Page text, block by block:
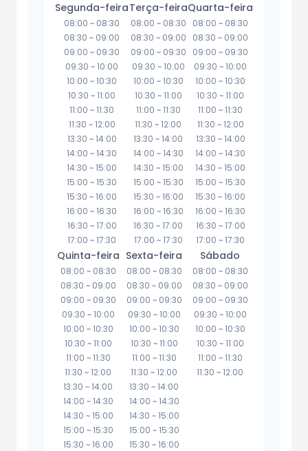
Segunda-feira
08:00 ~ 08:30
08:30 ~ 09:00
09:00 ~ 09:30
09:30 ~10:00
10:00 ~10:30
10:30 ~11:00
11:00 ~11:30
11:30 ~12:00
13:30 ~14:00
14:00 ~14:30
14:30 ~15:00
15:00 ~15:30
15:30 ~16:00
16:00 ~16:30
16:30 ~17:00
17:00 ~17:30
Terça-feira
08:00 ~ 08:30
08:30 ~ 09:00
09:00 ~ 09:30
09:30 ~10:00
10:00 ~10:30
10:30 ~11:00
11:00 ~11:30
11:30 ~12:00
13:30 ~14:00
14:00 ~14:30
14:30 ~15:00
15:00 ~15:30
15:30 ~16:00
16:00 ~16:30
16:30 ~17:00
17:00 ~17:30
Quarta-feira
08:00 ~ 08:30
08:30 ~ 09:00
09:00 ~ 09:30
09:30 ~10:00
10:00 ~10:30
10:30 ~11:00
11:00 ~11:30
11:30 ~12:00
13:30 ~14:00
14:00 ~14:30
14:30 ~15:00
15:00 ~15:30
15:30 ~16:00
16:00 ~16:30
16:30 ~17:00
17:00 ~17:30
Quinta-feira
08:00 ~ 08:30
08:30 ~ 09:00
09:00 ~ 09:30
09:30 ~10:00
10:00 ~10:30
10:30 ~11:00
11:00 ~11:30
11:30 ~12:00
13:30 ~14:00
14:00 ~14:30
14:30 ~15:00
15:00 ~15:30
15:30 ~16:00
Sexta-feira
08:00 ~ 08:30
08:30 ~ 09:00
09:00 ~ 09:30
09:30 ~10:00
10:00 ~10:30
10:30 ~11:00
11:00 ~11:30
11:30 ~12:00
13:30 ~14:00
14:00 ~14:30
14:30 ~15:00
15:00 ~15:30
15:30 ~16:00
Sábado
08:00 ~ 08:30
08:30 ~ 09:00
09:00 ~ 09:30
09:30 ~10:00
10:00 ~10:30
10:30 ~11:00
11:00 ~11:30
11:30 ~12:00